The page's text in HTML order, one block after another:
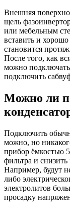
Внешняя
щель
или мебельным
вставить и
становится
После того, как
можно
подключить
Можно ли
Подключить
можно, но
прибор ёмкостью
фильтра и
Например, будут
либо
электролитов
просадку